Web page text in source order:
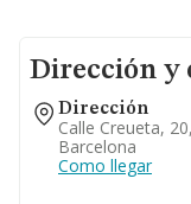
Dirección y
Dirección
Calle Creueta,
Barcelona
Como llegar